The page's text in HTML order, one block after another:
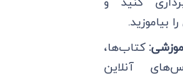
بیاموزید.
:کتاب‌ها،
آنلاین